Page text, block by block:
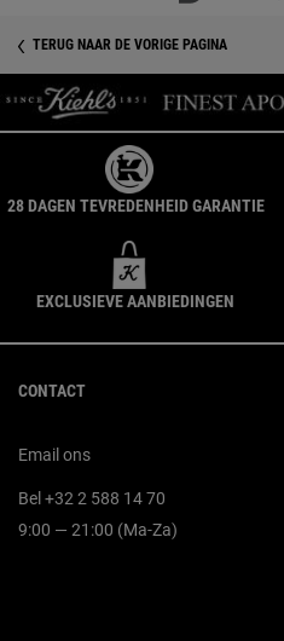
TERUG NAAR DE VORIGE PAGINA
28 DAGEN TEVREDENHEID GARANTIE
EXCLUSIEVE AANBIEDINGEN
CONTACT
Email ons
Bel +32 2 588 14 70
9:00 — 21:00 (Ma-Za)